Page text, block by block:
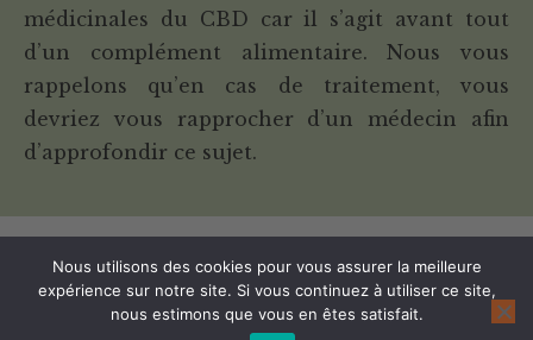
médicinales du CBD car il s’agit avant tout
d’un complément alimentaire. Nous vous
rappelons qu’en cas de traitement, vous
devriez vous rapprocher d’un médecin afin
d’approfondir ce sujet.
Copyright © Cannanews.fr 2026. All Right Reserved - Mentions Légales Et
Conditions Générales D'Utilisation
Nous utilisons des cookies pour vous assurer la meilleure
expérience sur notre site. Si vous continuez à utiliser ce site,
nous estimons que vous en êtes satisfait.